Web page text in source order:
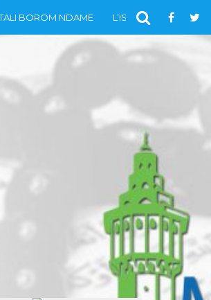
BOROM NDAME L’ISLAM VIDÉOS